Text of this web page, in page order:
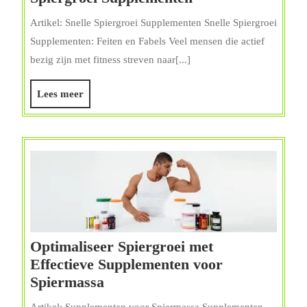
Waarheid
over
Artikel: Snelle Spiergroei Supplementen Snelle Spiergroei
Supplementen: Feiten en Fabels Veel mensen die actief
bezig zijn met fitness streven naar[...]
Lees meerLees
meer
Optimaliseer Spiergroei met
Effectieve Supplementen voor
Spiermassa